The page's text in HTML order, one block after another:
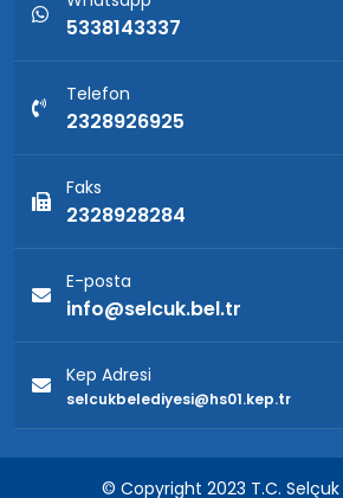
5338143337
Telefon
2328926925
Faks
2328928284
E-posta
info@selcuk.bel.tr
Kep Adresi
selcukbelediyesi@hs01.kep.tr
© Copyright 2023 T.C. Selçuk